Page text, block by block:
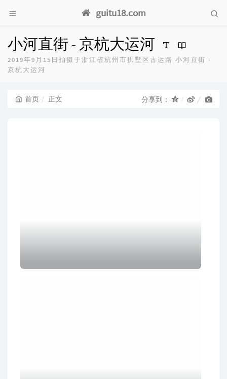
guitu18.com
小河直街 - 京杭大运河
2019年9月15日拍摄于浙江省杭州市拱墅区古运路 小河直街 -
京杭大运河
首页 正文 分享到：